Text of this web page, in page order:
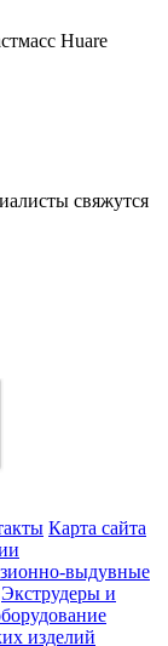
Huare
свяжутся
Карта сайта
выдувные
Экструдеры и
изделий